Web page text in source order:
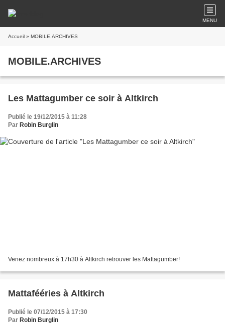
MENU
Accueil » MOBILE.ARCHIVES
MOBILE.ARCHIVES
Les Mattagumber ce soir à Altkirch
Publié le 19/12/2015 à 11:28
Par Robin Burglin
Venez nombreux à 17h30 à Altkirch retrouver les Mattagumber!
Mattafééries à Altkirch
Publié le 07/12/2015 à 17:30
Par Robin Burglin